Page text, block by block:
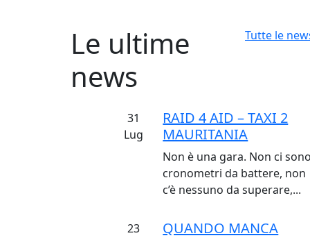
Le ultime
news
Tutte le
31
Lug
RAID 4 AID – TAXI 2
MAURITANIA
Non è una gara. Non ci sono
cronometri da battere, non
c’è nessuno da superare,...
23
QUANDO MANCA